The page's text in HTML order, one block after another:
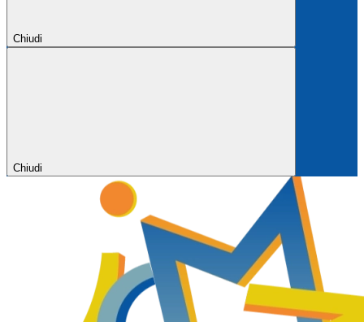
Chiudi
Chiudi